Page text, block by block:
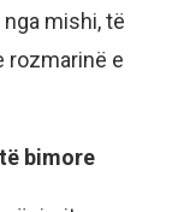
mishi, të
rozmarinë e
bimore